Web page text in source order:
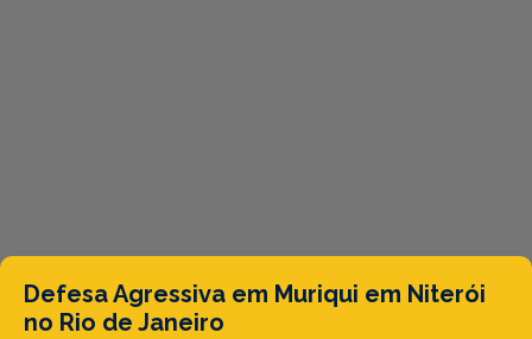
Defesa Agressiva em Muriqui em Niterói
no Rio de Janeiro